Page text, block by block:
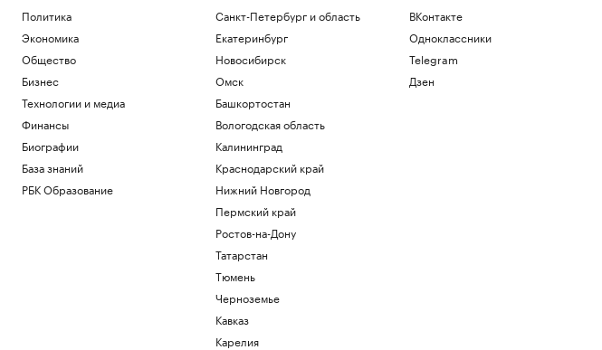
теракта» в инциденте с дроном в
аэропорту
Политика
Украина признала угрозой
нацбезопасности актрису из сериала
«СашаТаня»
Политика
Политика
Экономика
Общество
Бизнес
Технологии и медиа
Финансы
Биографии
База знаний
РБК Образование
Санкт-Петербург и область
Екатеринбург
Новосибирск
Омск
Башкортостан
Вологодская область
Калининград
Краснодарский край
Нижний Новгород
Пермский край
Ростов-на-Дону
Татарстан
Тюмень
Черноземье
Кавказ
Карелия
ВКонтакте
Одноклассники
Telegram
Дзен